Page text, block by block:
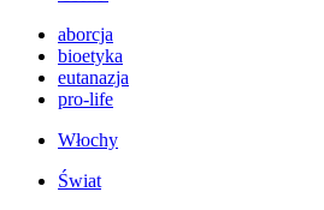
aborcja
bioetyka
eutanazja
pro-life
Włochy
Świat